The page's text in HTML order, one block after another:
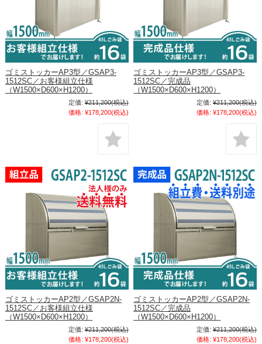
ゴミストッカーAP3型／GSAP3-
1512SC／お客様組立仕様
（W1500×D600×H1200）
定価: ¥211,200(税込)
価格: ¥178,200(税込)
ゴミストッカーAP3型／GSAP3-
1512SC／完成品
（W1500×D600×H1200）
定価: ¥211,200(税込)
価格: ¥178,200(税込)
ゴミストッカーAP2型／GSAP2N-
1512SC／お客様組立仕様
（W1500×D600×H1200）
定価: ¥211,200(税込)
価格: ¥178,200(税込)
ゴミストッカーAP2型／GSAP2N-
1512SC／完成品
（W1500×D600×H1200）
定価: ¥211,200(税込)
価格: ¥178,200(税込)